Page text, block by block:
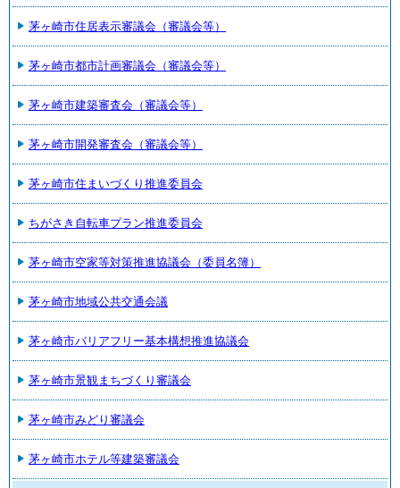
茅ヶ崎市住居表示審議会（審議会等）
茅ヶ崎市都市計画審議会（審議会等）
茅ヶ崎市建築審査会（審議会等）
茅ヶ崎市開発審査会（審議会等）
茅ヶ崎市住まいづくり推進委員会
ちがさき自転車プラン推進委員会
茅ヶ崎市空家等対策推進協議会（委員名簿）
茅ヶ崎市地域公共交通会議
茅ヶ崎市バリアフリー基本構想推進協議会
茅ヶ崎市景観まちづくり審議会
茅ヶ崎市みどり審議会
茅ヶ崎市ホテル等建築審議会